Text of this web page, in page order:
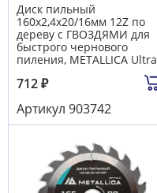
Диск пильный
160х2,4х20/16мм 12Z по
дереву c ГВОЗДЯМИ для
быстрого чернового
пиления, METALLICA Ultra
712₽
Артикул 903742